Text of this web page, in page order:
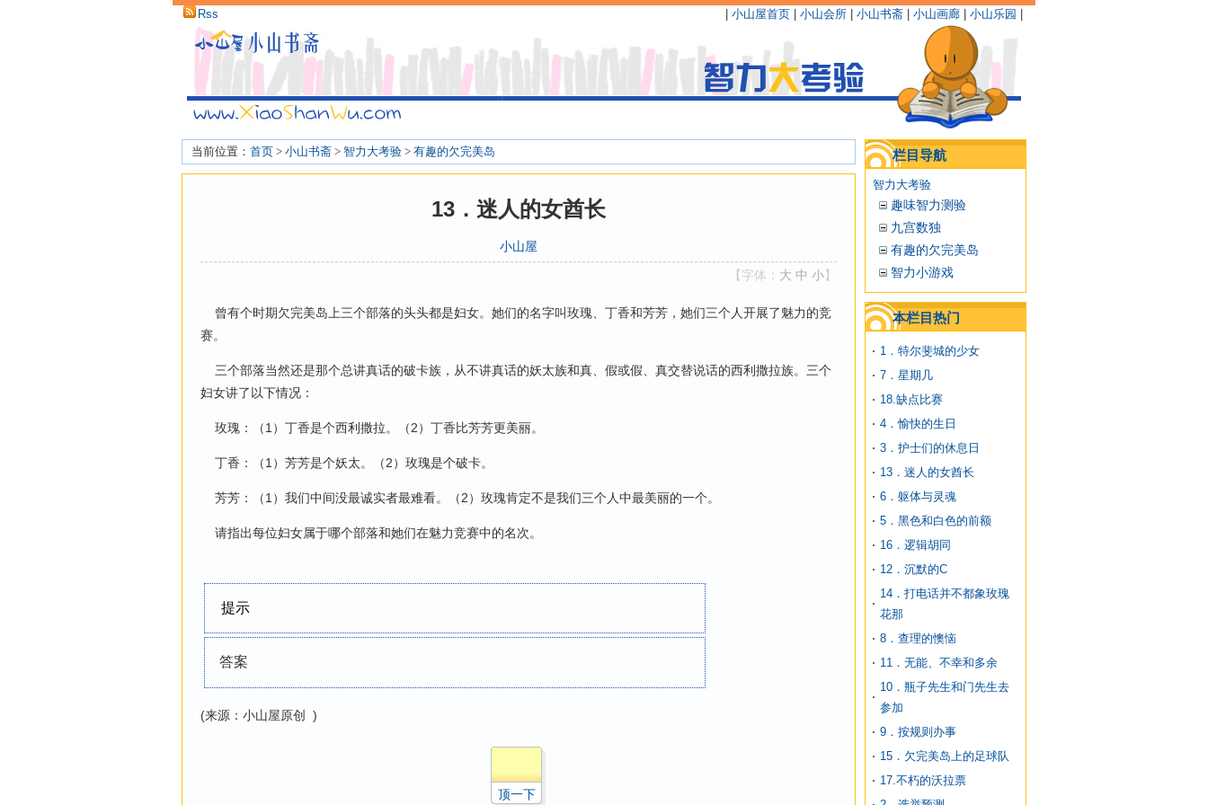
Rss 小山屋首页 小山会所 小山书斋 小山画廊 小山乐园
当前位置： 首页 > 小山书斋 > 智力大考验 > 有趣的欠完美岛
13．迷人的女酋长
小山屋
【字体： 大 中 小】
曾有个时期欠完美岛上三个部落的头头都是妇女。她们的名字叫玫瑰、丁香和芳芳，她们三个人开展了魅力的竞
赛。
三个部落当然还是那个总讲真话的破卡族，从不讲真话的妖太族和真、假或假、真交替说话的西利撒拉族。三个
妇女讲了以下情况：
玫瑰：（1）丁香是个西利撒拉。（2）丁香比芳芳更美丽。
丁香：（1）芳芳是个妖太。（2）玫瑰是个破卡。
芳芳：（1）我们中间没最诚实者最难看。（2）玫瑰肯定不是我们三个人中最美丽的一个。
请指出每位妇女属于哪个部落和她们在魅力竞赛中的名次。
提示
答案
(来源：小山屋原创 )
顶一下
栏目导航
智力大考验
趣味智力测验
九宫数独
有趣的欠完美岛
智力小游戏
本栏目热门
1．特尔斐城的少女
7．星期几
18.缺点比赛
4．愉快的生日
3．护士们的休息日
13．迷人的女酋长
6．躯体与灵魂
5．黑色和白色的前额
16．逻辑胡同
12．沉默的C
14．打电话并不都象玫瑰
花那
8．查理的懊恼
11．无能、不幸和多余
10．瓶子先生和门先生去
参加
9．按规则办事
15．欠完美岛上的足球队
17.不朽的沃拉票